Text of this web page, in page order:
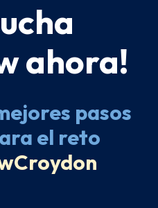
ahora!
pasos
el reto